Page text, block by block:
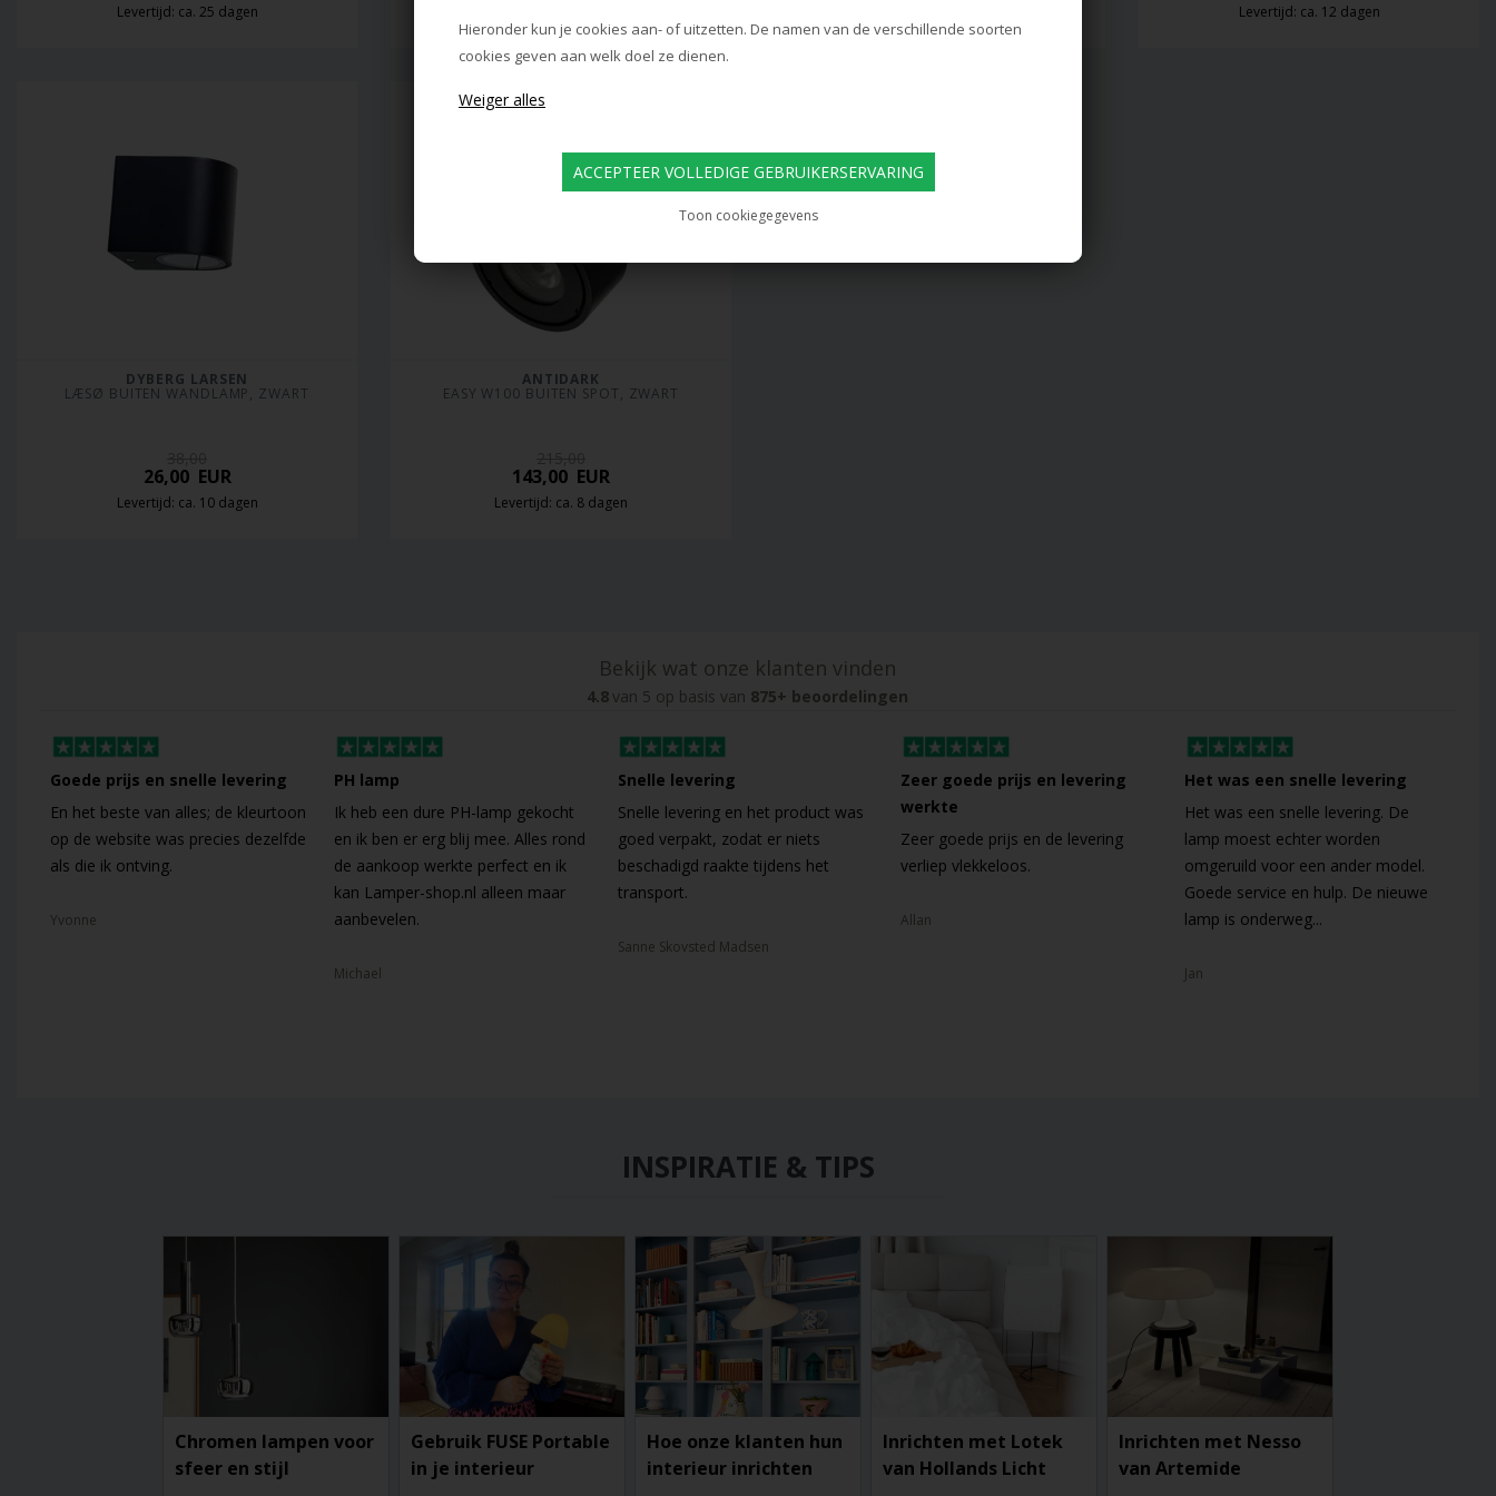
Hieronder kun je cookies aan- of uitzetten. De namen van de verschillende soorten
cookies geven aan welk doel ze dienen.
Toon cookiegegevens
Levertijd: ca. 25 dagen Levertijd: ca. 12 dagen
DYBERG LARSEN
LÆSØ BUITEN WANDLAMP, ZWART
26,00EUR
Levertijd: ca. 10 dagen
ANTIDARK
EASY W100 BUITEN SPOT, ZWART
143,00 EUR
Levertijd: ca. 8 dagen
Bekijk wat onze klanten vinden
4.8van 5 op basis van 875+ beoordelingen
Goede prijs en snelle levering
En het beste van alles; de kleurtoon
op de website was precies dezelfde
als die ik ontving.
Yvonne
PH lamp
Ik heb een dure PH-lamp gekocht
en ik ben er erg blij mee. Alles rond
de aankoop werkte perfect en ik
kan Lamper-shop.nl alleen maar
aanbevelen.
Michael
Snelle levering
Snelle levering en het product was
goed verpakt, zodat er niets
beschadigd raakte tijdens het
transport.
Sanne Skovsted Madsen
Zeer goede prijs en levering
werkte
Zeer goede prijs en de levering
verliep vlekkeloos.
Allan
Het was een snelle levering
Het was een snelle levering. De
lamp moest echter worden
omgeruild voor een ander model.
Goede service en hulp. De nieuwe
lamp is onderweg...
Jan
INSPIRATIE & TIPS
Chromen lampen voor
sfeer en stijl
Gebruik FUSE Portable
in je interieur
Hoe onze klanten hun
interieur inrichten
Inrichten met Lotek
van Hollands Licht
Inrichten met Nesso
van Artemide